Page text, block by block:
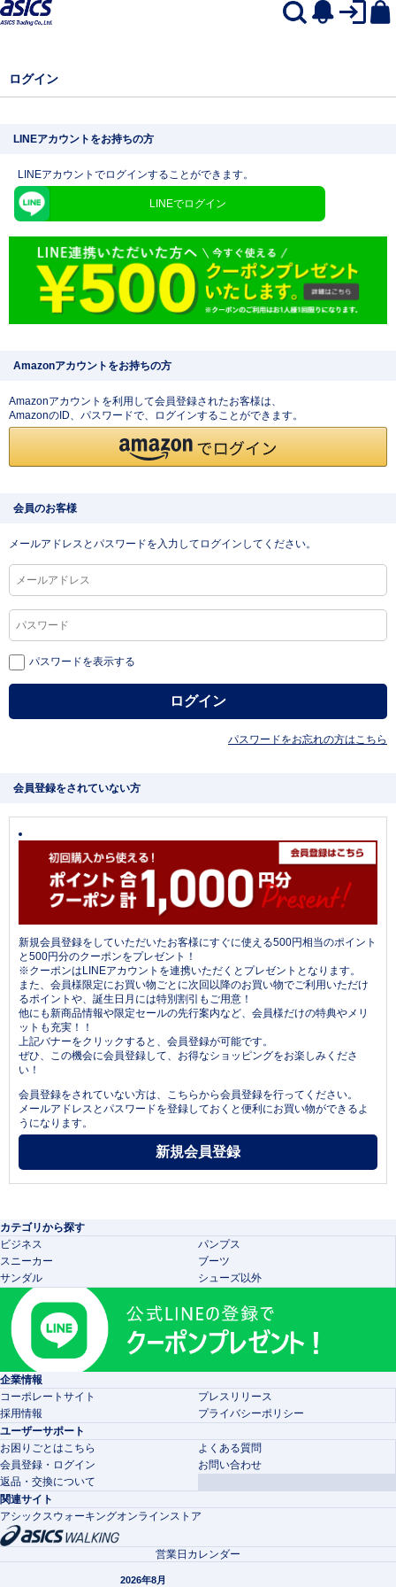
ログイン
LINEアカウントをお持ちの方
LINEアカウントでログインすることができます。
LINEでログイン
Amazonアカウントをお持ちの方
Amazonアカウントを利用して会員登録されたお客様は、
AmazonのID、パスワードで、ログインすることができます。
会員のお客様
メールアドレスとパスワードを入力してログインしてください。
パスワードを表示する
パスワードをお忘れの方はこちら
会員登録をされていない方
新規会員登録をしていただいたお客様にすぐに使える500円相当のポイント
と500円分のクーポンをプレゼント！
※クーポンはLINEアカウントを連携いただくとプレゼントとなります。
また、会員様限定にお買い物ごとに次回以降のお買い物でご利用いただけ
るポイントや、誕生日月には特別割引もご用意！
他にも新商品情報や限定セールの先行案内など、会員様だけの特典やメリ
ットも充実！！
上記バナーをクリックすると、会員登録が可能です。
ぜひ、この機会に会員登録して、お得なショッピングをお楽しみくださ
い！
会員登録をされていない方は、こちらから会員登録を行ってください。
メールアドレスとパスワードを登録しておくと便利にお買い物ができるよ
うになります。
カテゴリから探す
ビジネス
パンプス
スニーカー
ブーツ
サンダル
シューズ以外
企業情報
コーポレートサイト
プレスリリース
採用情報
プライバシーポリシー
ユーザーサポート
お困りごとはこちら
よくある質問
会員登録・ログイン
お問い合わせ
返品・交換について
関連サイト
アシックスウォーキングオンラインストア
営業日カレンダー
2026年8月